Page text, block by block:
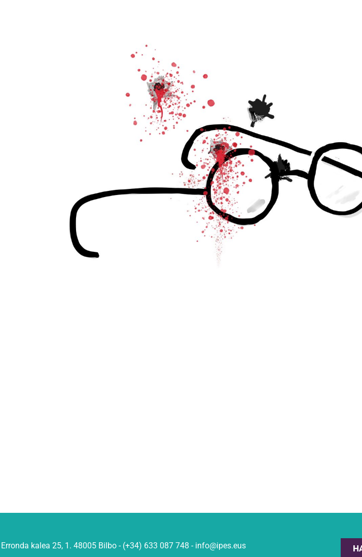
Erronda kalea 25, 1. 48005 Bilbo - (+34) 633 087 748 - info@ipes.eus